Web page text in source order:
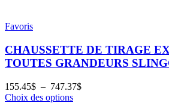
Favoris
CHAUSSETTE DE TIRAGE
TOUTES GRANDEURS
155.45$ – 747.37$Plage
Choix des options